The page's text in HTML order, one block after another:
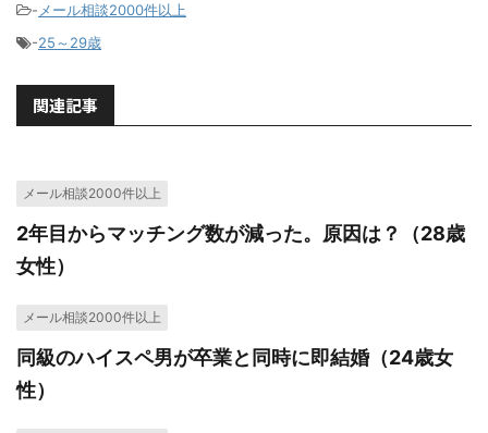
- メール相談2000件以上
-25～29歳
関連記事
メール相談2000件以上
2年目からマッチング数が減った。原因は？（28歳
女性）
メール相談2000件以上
同級のハイスペ男が卒業と同時に即結婚（24歳女
性）